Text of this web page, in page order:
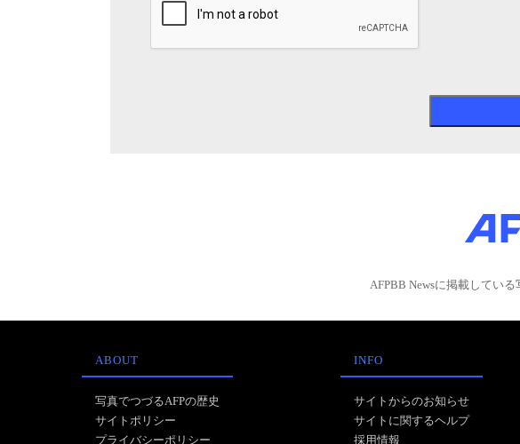
AFPBB Newsに掲載してい
ABOUT
写真でつづるAFPの歴史
サイトポリシー
プライバシーポリシー
INFO
サイトからのお知らせ
サイトに関するヘルプ
採用情報